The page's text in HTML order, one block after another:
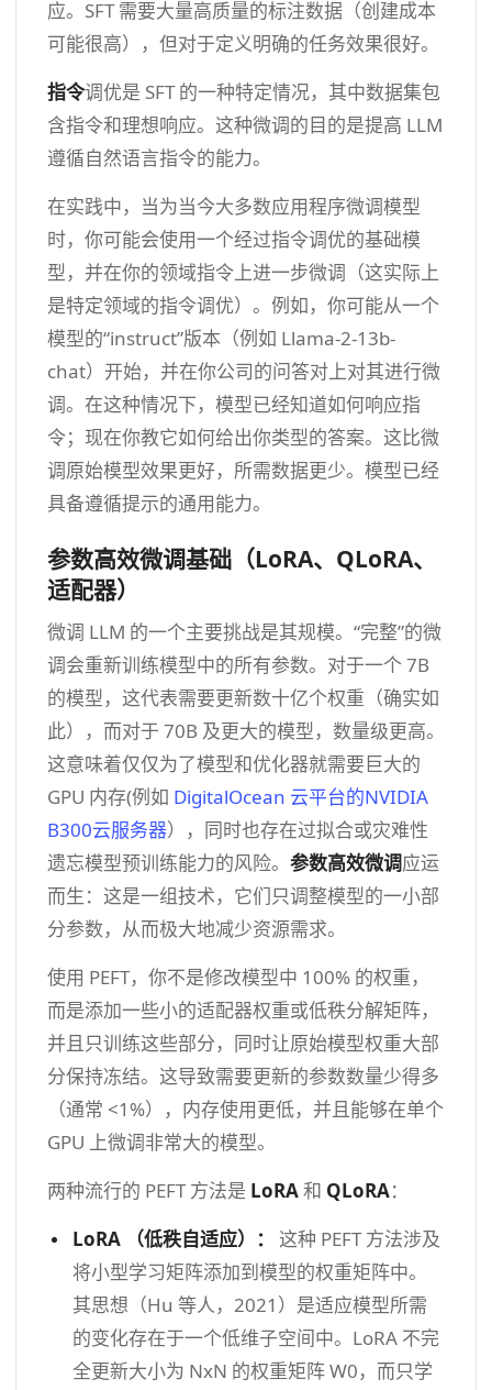
应。SFT 需要大量高质量的标注数据（创建成本
可能很高），但对于定义明确的任务效果很好。
指令调优是 SFT 的一种特定情况，其中数据集包
含指令和理想响应。这种微调的目的是提高 LLM
遵循自然语言指令的能力。
在实践中，当为当今大多数应用程序微调模型
时，你可能会使用一个经过指令调优的基础模
型，并在你的领域指令上进一步微调（这实际上
是特定领域的指令调优）。例如，你可能从一个
模型的“instruct”版本（例如 Llama-2-13b-
chat）开始，并在你公司的问答对上对其进行微
调。在这种情况下，模型已经知道如何响应指
令；现在你教它如何给出你类型的答案。这比微
调原始模型效果更好，所需数据更少。模型已经
具备遵循提示的通用能力。
参数高效微调基础（LoRA、QLoRA、
适配器）
微调 LLM 的一个主要挑战是其规模。“完整”的微
调会重新训练模型中的所有参数。对于一个 7B
的模型，这代表需要更新数十亿个权重（确实如
此），而对于 70B 及更大的模型，数量级更高。
这意味着仅仅为了模型和优化器就需要巨大的
GPU 内存(例如 DigitalOcean 云平台的NVIDIA
B300云服务器），同时也存在过拟合或灾难性
遗忘模型预训练能力的风险。 参数高效微调应运
而生：这是一组技术，它们只调整模型的一小部
分参数，从而极大地减少资源需求。
使用 PEFT，你不是修改模型中 100% 的权重，
而是添加一些小的适配器权重或低秩分解矩阵，
并且只训练这些部分，同时让原始模型权重大部
分保持冻结。这导致需要更新的参数数量少得多
（通常 <1%），内存使用更低，并且能够在单个
GPU 上微调非常大的模型。
两种流行的 PEFT 方法是 LoRA和 QLoRA：
LoRA
（低秩自适应）：
这种 PEFT 方法涉及
将小型学习矩阵添加到模型的权重矩阵中。
其思想（Hu 等人，2021）是适应模型所需
的变化存在于一个低维子空间中。LoRA 不完
全更新大小为 NxN 的权重矩阵 W0，而只学